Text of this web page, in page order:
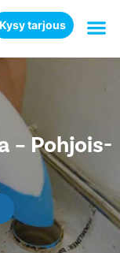
Kysy tarjous
– Pohjois-